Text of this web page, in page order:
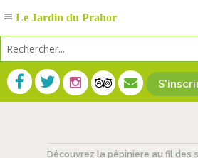
Découvrez la pépinière au fil des
Le Jardin du Prahor